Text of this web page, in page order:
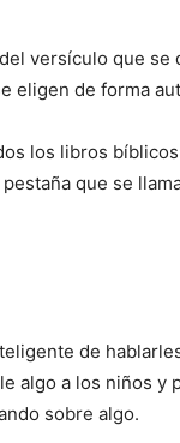
versículo que
eligen de forma
los libros
que se
de
algo a los niños y
sobre algo.